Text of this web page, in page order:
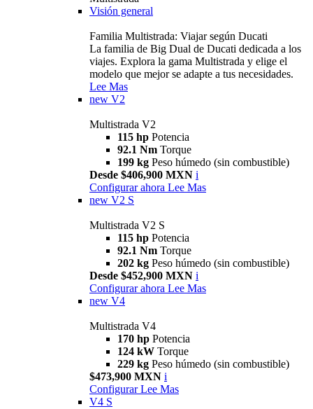
Visión general
Familia Multistrada: Viajar según Ducati
La familia de Big Dual de Ducati dedicada a los
viajes. Explora la gama Multistrada y elige el
modelo que mejor se adapte a tus necesidades.
Lee Mas
new V2
Multistrada V2
115 hp Potencia
92.1 Nm Torque
199 kg Peso húmedo (sin combustible)
Desde $406,900 MXN i
Configurar ahora Lee Mas
new V2 S
Multistrada V2 S
115 hp Potencia
92.1 Nm Torque
202 kg Peso húmedo (sin combustible)
Desde $452,900 MXN i
Configurar ahora Lee Mas
new V4
Multistrada V4
170 hp Potencia
124 kW Torque
229 kg Peso húmedo (sin combustible)
$473,900 MXN i
Configurar Lee Mas
V4 S